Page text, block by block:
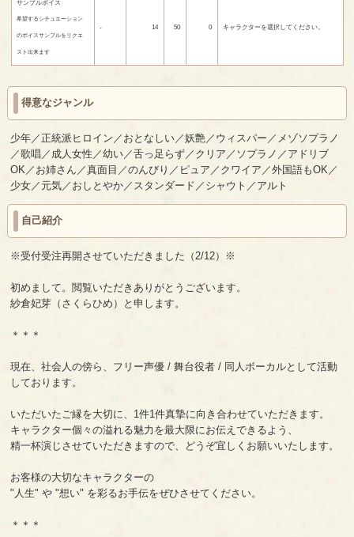
サンプルボイス
希望するシチュエーション
のボイスサンプルをリクエ
スト出来ます
- 14 50 0 キャラクターを選択してください。
得意なジャンル
少年／正統派ヒロイン／おとなしい／妖艶／ウィスパー／メゾソプラノ
／歌唱／成人女性／幼い／舌っ足らず／クリア／ソプラノ／アドリブ
OK／お姉さん／真面目／のんびり／ピュア／クワイア／外国語もOK／
少女／元気／おしとやか／スタンダード／シャウト／アルト
自己紹介
※受付受注再開させていただきました（2/12）※
初めまして。閲覧いただきありがとうございます。
紗倉妃芽（さくらひめ）と申します。
＊＊＊
現在、社会人の傍ら、フリー声優 / 舞台役者 / 同人ボーカルとして活動
しております。
いただいたご縁を大切に、1件1件真摯に向き合わせていただきます。
キャラクター個々の溢れる魅力を最大限にお伝えできるよう、
精一杯演じさせていただきますので、どうぞ宜しくお願いいたします。
お客様の大切なキャラクターの
"人生" や "想い" を彩るお手伝をぜひさせてください。
＊＊＊